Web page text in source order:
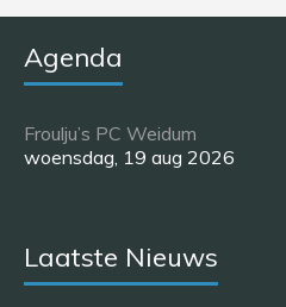
Agenda
Froulju’s PC Weidum
woensdag, 19 aug 2026
Laatste Nieuws